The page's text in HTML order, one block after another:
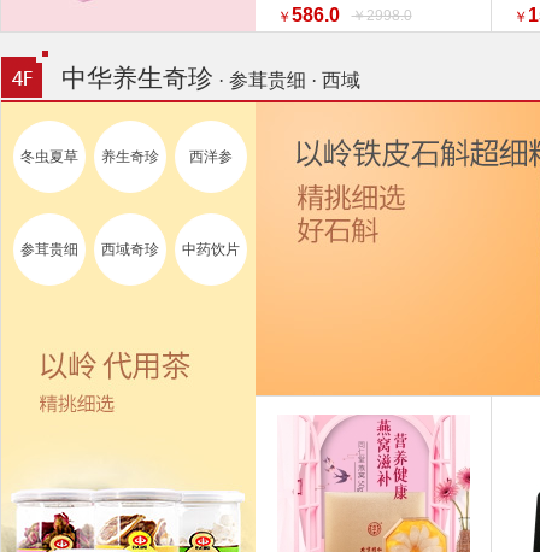
棉 家纺 品质生活 健康生活家居
特惠促销】】 家纺
￥ 586.0 ￥2998.0
14
换
￥
中华养生奇珍 · 参茸贵细 · 西域
冬虫夏草 养生奇珍 西洋参
参茸贵细 西域奇珍 中药饮片